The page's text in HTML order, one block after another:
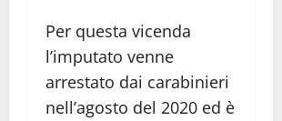
Per questa vicenda
l’imputato venne
arrestato dai carabinieri
nell’agosto del 2020 ed è